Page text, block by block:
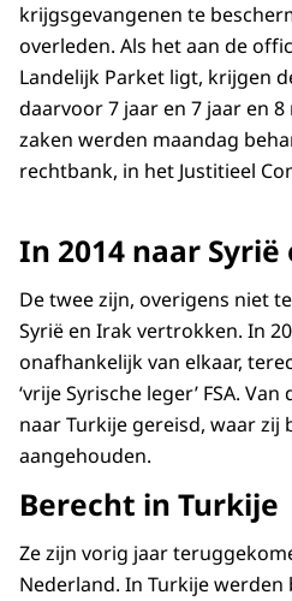
krijgsgevangenen te
overleden. Als het aan de
Landelijk Parket ligt, krijgen
daarvoor 7 jaar en 7 jaar en
zaken werden maandag
rechtbank, in het Justitieel
In 2014 naar
De twee zijn, overigens niet
Syrië en Irak vertrokken. In
onafhankelijk van elkaar,
‘vrije Syrische leger’ FSA.
naar Turkije gereisd, waar zij
aangehouden.
Berecht in Turkije
Ze zijn vorig jaar
Nederland. In Turkije werden